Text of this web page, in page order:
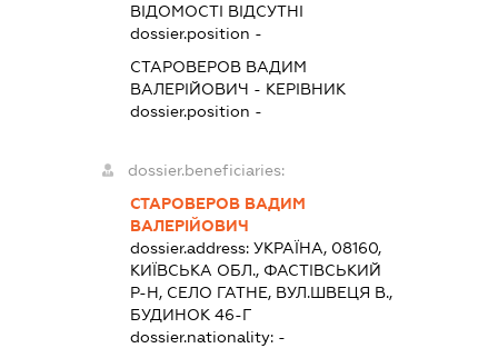
ВІДОМОСТІ ВІДСУТНІ
dossier.position -
СТАРОВЕРОВ ВАДИМ
ВАЛЕРІЙОВИЧ - КЕРІВНИК
dossier.position -
dossier.beneficiaries:
СТАРОВЕРОВ ВАДИМ
ВАЛЕРІЙОВИЧ
dossier.address:УКРАЇНА, 08160,
КИЇВСЬКА ОБЛ., ФАСТІВСЬКИЙ
Р-Н, СЕЛО ГАТНЕ, ВУЛ.ШВЕЦЯ В.,
БУДИНОК 46-Г
dossier.nationality: -